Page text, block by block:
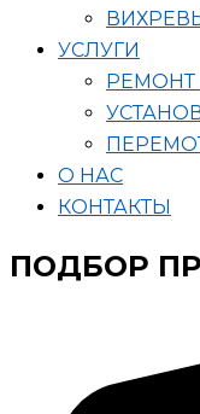
УСЛУГИ
РЕМОНТ
О НАС
КОНТАКТЫ
ПОДБОР